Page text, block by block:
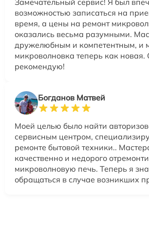
Замечательный сервис! Я был
возможностью записаться на
время, а цены на ремонт
оказались весьма разумными.
дружелюбным и компетентным, и
микроволновка теперь как новая.
рекомендую!
Богданов Матвей
Моей целью было найти
сервисным центром,
ремонте бытовой техники..
качественно и недорого
микроволновую печь. Теперь я
обращаться в случае возникших